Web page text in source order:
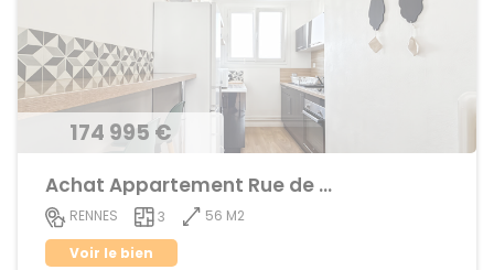
174 995 €
Achat Appartement Rue de Nantes
RENNES 3
56 M2
Voir le bien